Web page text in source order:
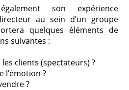
son expérience
au sein d’un groupe
quelques éléments de
suivantes :
clients (spectateurs) ?
l’émotion ?
?